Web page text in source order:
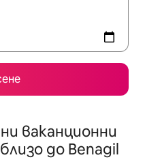
ваканционни
до Benagil